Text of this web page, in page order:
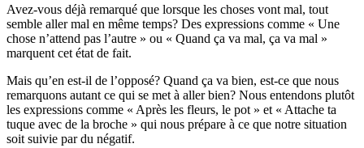
Avez-vous déjà remarqué que lorsque les choses vont mal, tout
semble aller mal en même temps? Des expressions comme « Une
chose n’attend pas l’autre » ou « Quand ça va mal, ça va mal »
marquent cet état de fait.
Mais qu’en est-il de l’opposé? Quand ça va bien, est-ce que nous
remarquons autant ce qui se met à aller bien? Nous entendons plutôt
les expressions comme « Après les fleurs, le pot » et « Attache ta
tuque avec de la broche » qui nous prépare à ce que notre situation
soit suivie par du négatif.